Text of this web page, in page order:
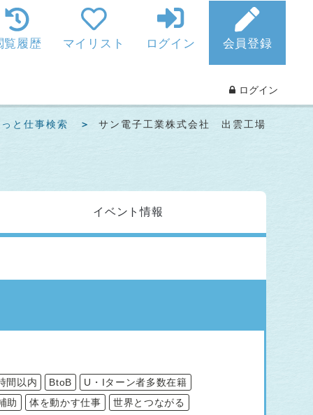
覧履歴 マイリスト ログイン 会員登録
ログイン
と仕事検索 サン電子工業株式会社 出雲工場
イベント情報
間以内 BtoB
U・Iターン者多数在籍
助
体を動かす仕事 世界とつながる